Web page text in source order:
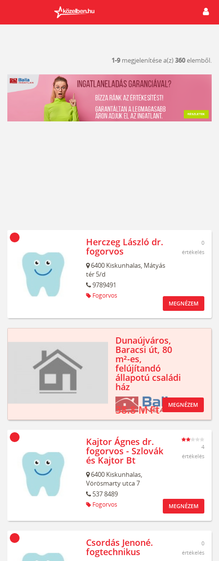
1-9 megjelenítése a(z)360elemből.
Herczeg László dr.
fogorvos
6400 Kiskunhalas, Mátyás
tér 5/d
9789491
Fogorvos
0
értékelés
MEGNÉZEM
Dunaújváros,
Baracsi út, 80
m²-es,
felújítandó
állapotú családi
ház
38.8 M Ft MEGNÉZEM
Kajtor Ágnes dr.
fogorvos - Szlovák
és Kajtor Bt
6400 Kiskunhalas,
Vörösmarty utca 7
537 8489
Fogorvos
4
értékelés
MEGNÉZEM
Csordás Jenoné.
fogtechnikus
0
értékelés